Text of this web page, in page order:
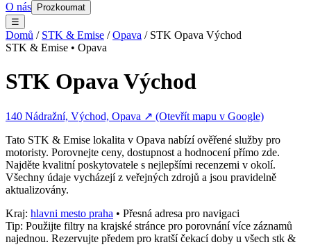
O nás
Prozkoumat
☰
Domů / STK & Emise /Opava / STK Opava Východ
STK & Emise • Opava
STK Opava Východ
140 Nádražní, Východ, Opava ↗ (Otevřít mapu v Google)
Tato STK & Emise lokalita v Opava nabízí ověřené služby pro
motoristy. Porovnejte ceny, dostupnost a hodnocení přímo zde.
Najděte kvalitní poskytovatele s nejlepšími recenzemi v okolí.
Všechny údaje vycházejí z veřejných zdrojů a jsou pravidelně
aktualizovány.
Kraj: hlavni mesto praha • Přesná adresa pro navigaci
Tip: Použijte filtry na krajské stránce pro porovnání více záznamů
najednou. Rezervujte předem pro kratší čekací doby u všech stk &